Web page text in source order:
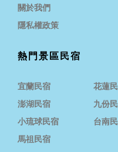
關於我們
隱私權政策
熱門景區民宿
宜蘭民宿 花蓮
澎湖民宿
九份
小琉球民宿
台南
馬祖民宿